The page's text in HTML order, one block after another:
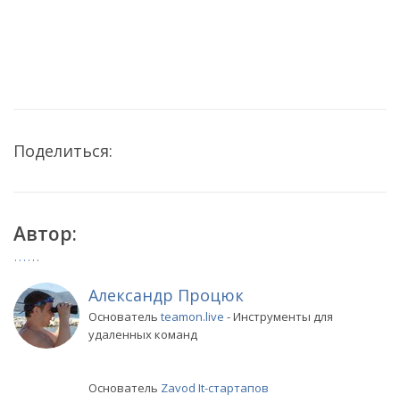
Поделиться:
Автор:
Александр Процюк
Основатель teamon.live - Инструменты для
удаленных команд
Основатель Zavod It-стартапов